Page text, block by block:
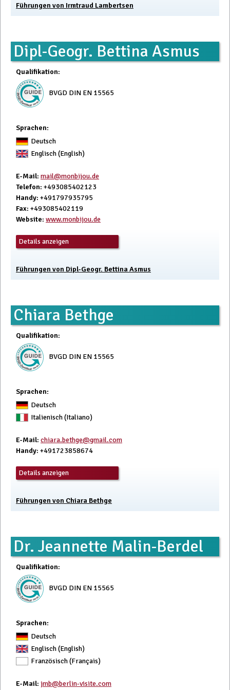
Führungen von Irmtraud Lambertsen
Dipl-Geogr. Bettina Asmus
Qualifikation:
BVGD DIN EN 15565
Sprachen:
Deutsch
Englisch (English)
E-Mail: mail@monbijou.de
Telefon: +493085402123
Handy: +491797935795
Fax: +493085402119
Website: www.monbijou.de
Details anzeigen
Führungen von Dipl-Geogr. Bettina Asmus
Chiara Bethge
Qualifikation:
BVGD DIN EN 15565
Sprachen:
Deutsch
Italienisch (Italiano)
E-Mail: chiara.bethge@gmail.com
Handy: +491723858674
Details anzeigen
Führungen von Chiara Bethge
Dr. Jeannette Malin-Berdel
Qualifikation:
BVGD DIN EN 15565
Sprachen:
Deutsch
Englisch (English)
Französisch (Français)
E-Mail: jmb@berlin-visite.com